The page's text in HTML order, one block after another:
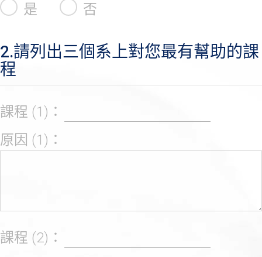
是 否
2.請列出三個系上對您最有幫助的課
程
課程 (1)：
原因 (1)：
課程 (2)：